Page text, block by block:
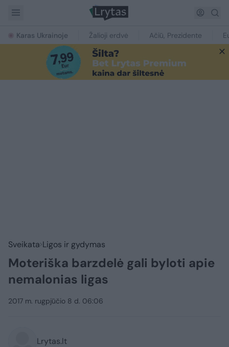
Karas Ukrainoje Žalioji erdvė Ačiū, Prezidente
Sveikata Ligos ir gydymas
Moteriška barzdelė gali byloti apie
nemalonias ligas
2017 m. rugpjūčio 8 d. 06:06
Lrytas.lt